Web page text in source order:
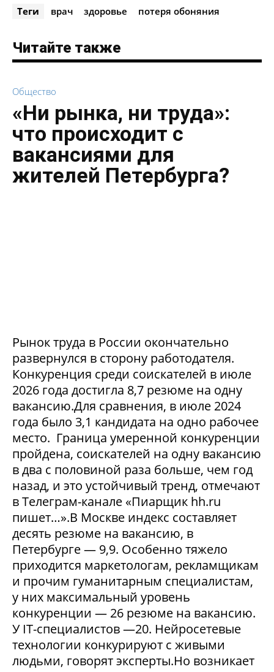
Теги врач здоровье потеря обоняния
Читайте также
Общество
«Ни рынка, ни труда»:
что происходит с
вакансиями для
жителей Петербурга?
Рынок труда в России окончательно
развернулся в сторону работодателя.
Конкуренция среди соискателей в июле
2026 года достигла 8,7 резюме на одну
вакансию.Для сравнения, в июле 2024
года было 3,1 кандидата на одно рабочее
место. Граница умеренной конкуренции
пройдена, соискателей на одну вакансию
в два с половиной раза больше, чем год
назад, и это устойчивый тренд, отмечают
в Телеграм-канале «Пиарщик hh.ru
пишет…».В Москве индекс составляет
десять резюме на вакансию, в
Петербурге — 9,9. Особенно тяжело
приходится маркетологам, рекламщикам
и прочим гуманитарным специалистам,
у них максимальный уровень
конкуренции — 26 резюме на вакансию.
У IT-специалистов —20. Нейросетевые
технологии конкурируют с живыми
людьми, говорят эксперты.Но возникает